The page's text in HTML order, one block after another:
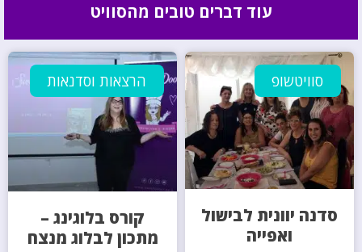
עוד דברים טובים מהסוויט
סוויטשופ
סדנה יוונית לבישול
ואפייה
הרצאות וסדנאות
קורס בלוגינג –
מתכון לבלוג מנצח